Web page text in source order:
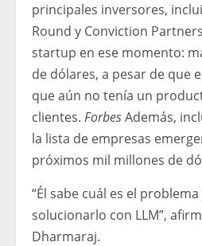
principales inversores,
Round y Conviction
startup en ese momento:
de dólares, a pesar de que
que aún no tenía un
clientes. ForbesAdemás,
la lista de empresas
próximos mil millones de
“Él sabe cuál es el
solucionarlo con LLM”,
Dharmaraj.